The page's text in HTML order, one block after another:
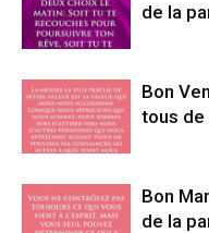
de la
Bon
tous de
Bon
de la